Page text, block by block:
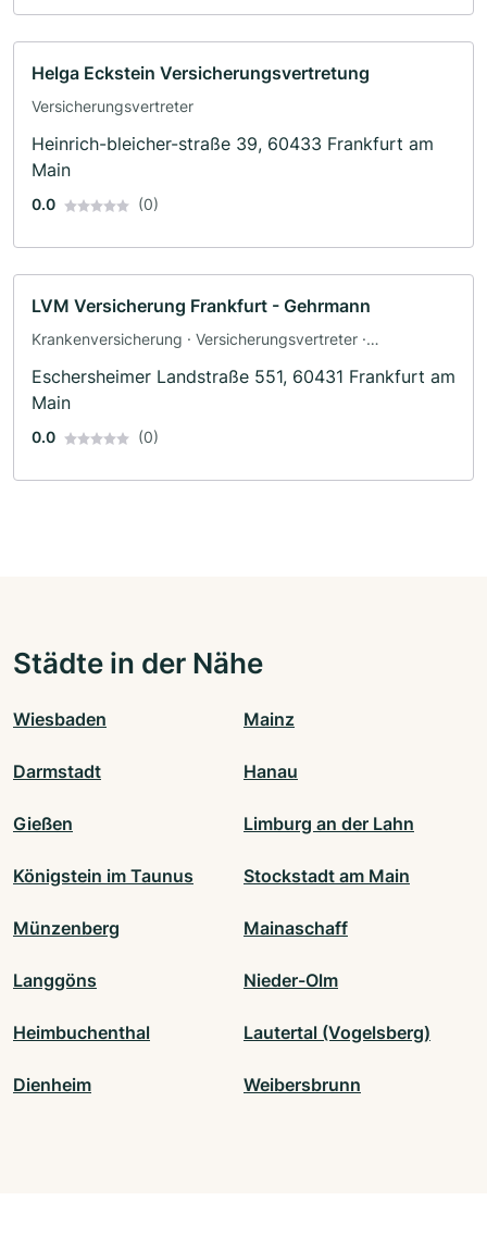
Helga Eckstein Versicherungsvertretung
Versicherungsvertreter
Heinrich-bleicher-straße 39, 60433 Frankfurt am
Main
0.0 (0)
LVM Versicherung Frankfurt - Gehrmann
Krankenversicherung · Versicherungsvertreter ·
Eschersheimer Landstraße 551, 60431 Frankfurt am
Main
0.0 (0)
Städte in der Nähe
Wiesbaden Mainz
Darmstadt Hanau
Gießen Limburg an der Lahn
Königstein im Taunus Stockstadt am Main
Münzenberg Mainaschaff
Langgöns Nieder-Olm
Heimbuchenthal Lautertal (Vogelsberg)
Dienheim Weibersbrunn